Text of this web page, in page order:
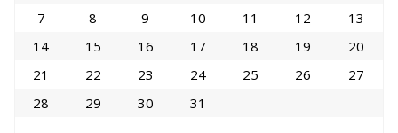
7
8 9 10 11 12
13
14
15 16 17 18 19
20
21
22 23 24 25 26
27
28
29 30 31